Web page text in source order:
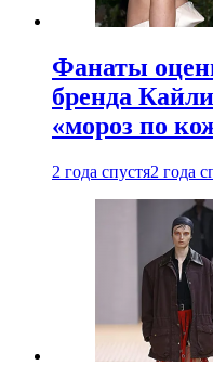
Фанаты
бренда
«мороз по
2 года спустя2 года